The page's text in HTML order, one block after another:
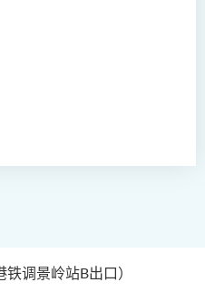
调景岭站B出口）